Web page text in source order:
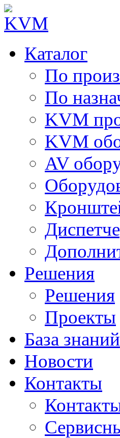
Каталог
По
По
KVM
KVM
AV
Решения
Решения
Проекты
База знаний
Новости
Контакты